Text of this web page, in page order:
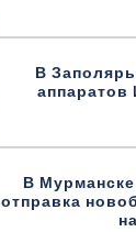
В
аппаратов
В
отправка